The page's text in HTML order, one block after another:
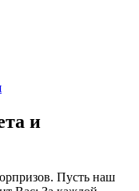
и
Пусть наш